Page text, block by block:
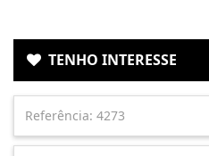
TENHO INTERESSE